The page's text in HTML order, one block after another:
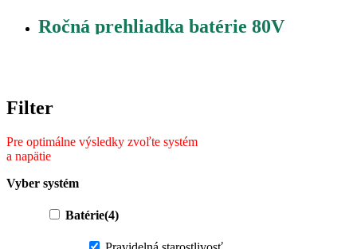
Ročná prehliadka batérie 80V
Filter
Vyber systém
Batérie(4)